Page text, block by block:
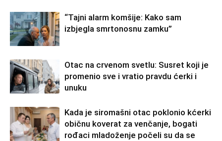
“Tajni alarm komšije: Kako sam
izbjegla smrtonosnu zamku”
Otac na crvenom svetlu: Susret koji je
promenio sve i vratio pravdu ćerki i
unuku
Kada je siromašni otac poklonio kćerki
običnu koverat za venčanje, bogati
rođaci mladoženje počeli su da se